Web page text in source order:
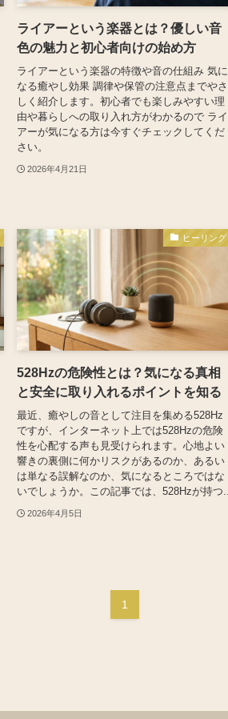
ライアーという楽器とは？優しい音
色の魅力と初心者向けの始め方
ライアーという楽器の特徴や音の仕組み 気に
なる癒やし効果 調律や保管の注意点までやさ
しく紹介します。初心者でも楽しみやすい理
由や暮らしへの取り入れ方がわかるので ライ
アーが気になる方は今すぐチェックしてくだ
さい。
2026年4月21日
ヒーリング
528Hzの危険性とは？気になる真相
と安全に取り入れるポイントを知る
最近、癒やしの音として注目を集める528Hz
ですが、インターネット上では528Hzの危険
性を心配する声も見受けられます。心地よい
響きの裏側に何かリスクがあるのか、あるい
は単なる誤解なのか、気になるところではな
いでしょうか。この記事では、528Hzが持つ...
2026年4月5日
1